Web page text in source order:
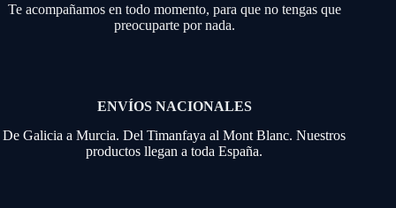
Te acompañamos en todo momento, para que no tengas que
preocuparte por nada.
ENVÍOS NACIONALES
De Galicia a Murcia. Del Timanfaya al Mont Blanc. Nuestros
productos llegan a toda España.